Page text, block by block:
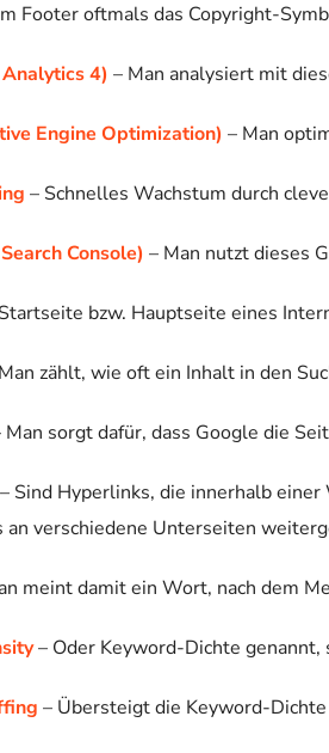
Footer oftmals das Copyright-
4) – Man analysiert mit
Engine Optimization) – Man
– Schnelles Wachstum durch
Console) – Man nutzt dieses
bzw. Hauptseite eines
zählt, wie oft ein Inhalt in den
Man sorgt dafür, dass Google die
– Sind Hyperlinks, die innerhalb
an verschiedene Unterseiten
meint damit ein Wort, nach dem
– Oder Keyword-Dichte genannt,
– Übersteigt die Keyword-